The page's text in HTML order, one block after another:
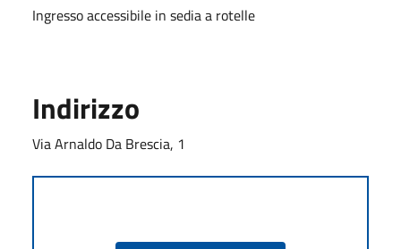
Ingresso accessibile in sedia a rotelle
Indirizzo
Via Arnaldo Da Brescia, 1